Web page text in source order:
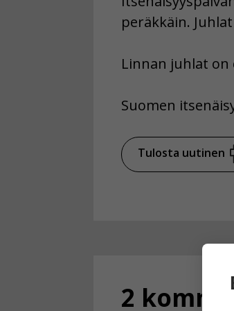
peräkkäin.
Linnan juhlat
Suomen
Tulosta uutinen
2